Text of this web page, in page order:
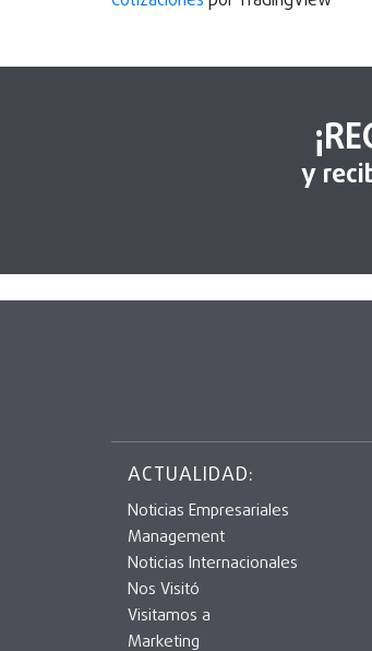
y
ACTUALIDAD:
Noticias Empresariales
Management
Noticias Internacionales
Nos Visitó
Visitamos a
Marketing